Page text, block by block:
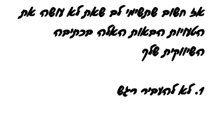
אז חשוב שתשימי לב שאת לא עושה את
הטעויות הבאות האלה בכתיבה
השיווקית שלך
1. לא להעביר רגש